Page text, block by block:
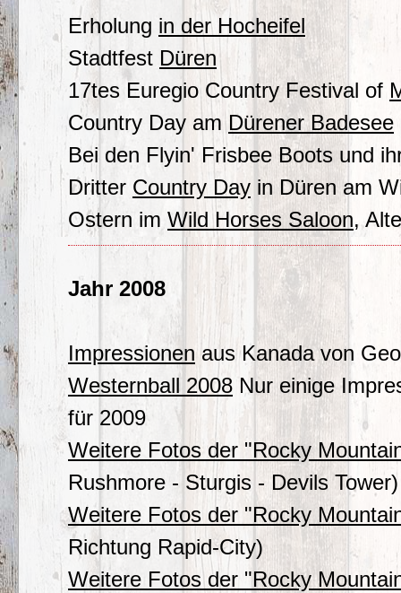
Erholung in der Hocheifel
Stadtfest Düren
17tes Euregio Country Festival of
Country Day am Dürener Badesee
Bei den Flyin' Frisbee Boots und
Dritter Country Day in Düren am
Ostern im Wild Horses Saloon,
Jahr 2008
Impressionen aus Kanada von
Westernball 2008 Nur einige
für 2009
Weitere Fotos der "Rocky
Rushmore - Sturgis - Devils Tower)
Weitere Fotos der "Rocky
Richtung Rapid-City)
Weitere Fotos der "Rocky